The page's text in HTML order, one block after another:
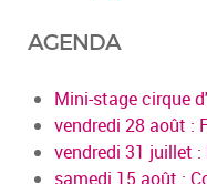
AGENDA
Mini-stage cirque
vendredi 28 août :
vendredi 31 juillet
samedi 15 août :